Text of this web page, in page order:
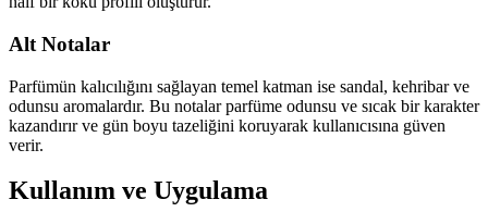
Alt Notalar
Parfümün kalıcılığını sağlayan temel katman ise sandal, kehribar ve
odunsu aromalardır. Bu notalar parfüme odunsu ve sıcak bir karakter
kazandırır ve gün boyu tazeliğini koruyarak kullanıcısına güven
verir.
Kullanım ve Uygulama